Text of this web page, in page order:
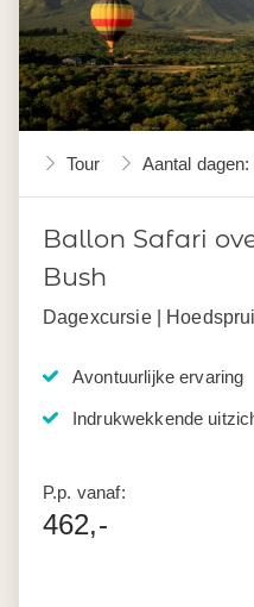
Tour Aantal dagen:
Ballon Safari
Bush
Dagexcursie |
Avontuurlijke ervaring
Indrukwekkende
P.p. vanaf:
462,-